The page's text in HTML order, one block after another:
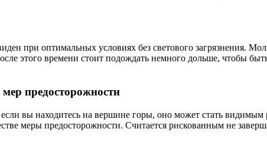
при оптимальных условиях без светового загрязнения.
этого времени стоит подождать немного дольше, чтобы
предосторожности
вы находитесь на вершине горы, оно может стать
меры предосторожности. Считается рискованным не